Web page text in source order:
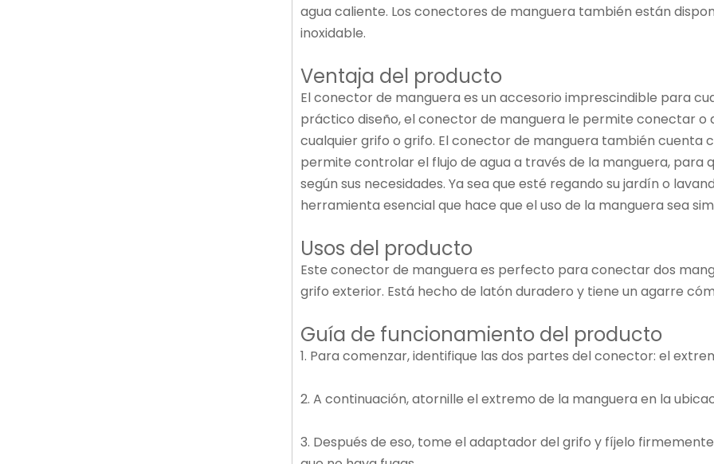
agua caliente. Los conectores de manguera también están
inoxidable.
Ventaja del producto
El conector de manguera es un accesorio imprescindible para
práctico diseño, el conector de manguera le permite conectar
cualquier grifo o grifo. El conector de manguera también cuenta
permite controlar el flujo de agua a través de la manguera, para
según sus necesidades. Ya sea que esté regando su jardín o
herramienta esencial que hace que el uso de la manguera sea
Usos del producto
Este conector de manguera es perfecto para conectar dos
grifo exterior. Está hecho de latón duradero y tiene un agarre
Guía de funcionamiento del producto
1. Para comenzar, identifique las dos partes del conector: el
2. A continuación, atornille el extremo de la manguera en la
3. Después de eso, tome el adaptador del grifo y fíjelo